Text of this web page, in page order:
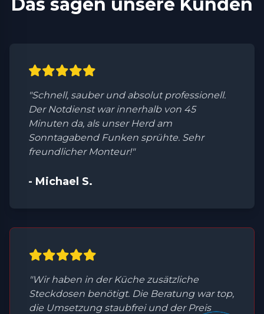
Das sagen unsere Kunden
"Schnell, sauber und absolut professionell.
Der Notdienst war innerhalb von 45
Minuten da, als unser Herd am
Sonntagabend Funken sprühte. Sehr
freundlicher Monteur!"
- Michael S.
"Wir haben in der Küche zusätzliche
Steckdosen benötigt. Die Beratung war top,
die Umsetzung staubfrei und der Preis